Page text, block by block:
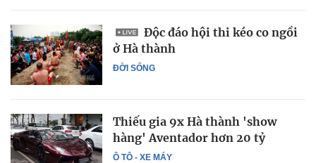
ĐỜI SỐNG
Độc đáo hội thi kéo co ngồi
ở Hà thành
Ô TÔ - XE MÁY
Thiếu gia 9x Hà thành 'show
hàng' Aventador hơn 20 tỷ